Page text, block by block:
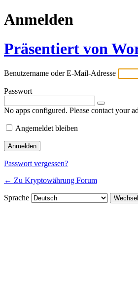
Anmelden
Präsentiert von
Benutzername oder E-Mail-Adresse
Passwort
No apps configured. Please contact your
Angemeldet bleiben
Passwort vergessen?
← Zu Kryptowährung Forum
Sprache